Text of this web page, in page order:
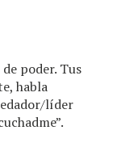
poder. Tus
habla
líder